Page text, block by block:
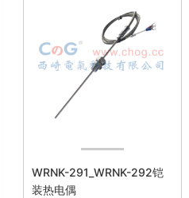
WRNK-291_WRNK-292铠
装热电偶